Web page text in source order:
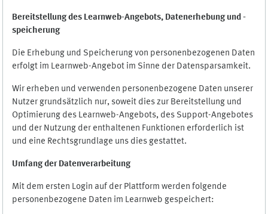
Bereitstellung des Learnweb-Angebots, Datenerhebung und -
speicherung
Die Erhebung und Speicherung von personenbezogenen Daten
erfolgt im Learnweb-Angebot im Sinne der Datensparsamkeit.
Wir erheben und verwenden personenbezogene Daten unserer
Nutzer grundsätzlich nur, soweit dies zur Bereitstellung und
Optimierung des Learnweb-Angebots, des Support-Angebotes
und der Nutzung der enthaltenen Funktionen erforderlich ist
und eine Rechtsgrundlage uns dies gestattet.
Umfang der Datenverarbeitung
Mit dem ersten Login auf der Plattform werden folgende
personenbezogene Daten im Learnweb gespeichert: